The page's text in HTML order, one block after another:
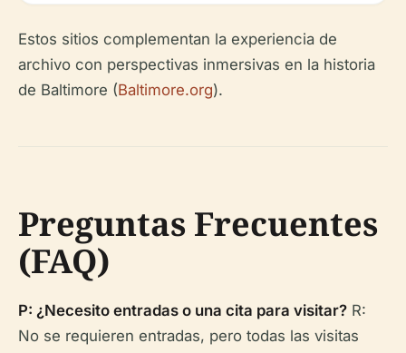
Estos sitios complementan la experiencia de
archivo con perspectivas inmersivas en la historia
de Baltimore (Baltimore.org).
Preguntas Frecuentes
(FAQ)
P: ¿Necesito entradas o una cita para visitar? R:
No se requieren entradas, pero todas las visitas